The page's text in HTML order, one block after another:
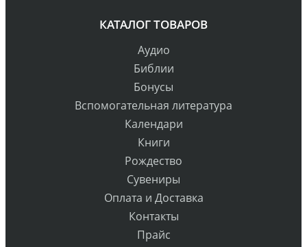
КАТАЛОГ ТОВАРОВ
Аудио
Библии
Бонусы
Вспомогательная литература
Календари
Книги
Рождество
Сувениры
Оплата и Доставка
Контакты
Прайс